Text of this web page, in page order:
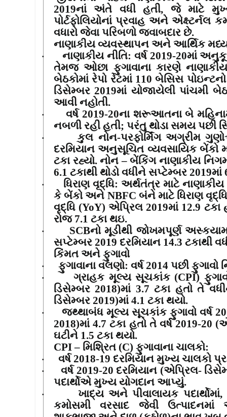
2019નાં અંતે વધી હતી, જે માટે
પોર્ટફોલિયોનાં પ્રવાહ અને એક્ષ્ટર્નલ
વધારો જેવા પરિબળો જવાબદાર છે.
નાણાકીય વ્યવસ્થાપન અને આર્થિક
· નાણાકીય નીતિ: વર્ષ 2019-20માં
તેમજ ઓછા ફુગાવાના કારણે નાણાકીય
બેઠકોમાં રેપો રેટમાં 110બેસિસ
ડિસેમ્બર2019માં યોજાયેલી પાંચમી
આવી નહોતી.
· વર્ષ 2019-20ના શરૂઆતના બે
નબળી રહી હતી; પરંતુ થોડા સમય પછી
·
કુલ નોન-પરફોર્મિંગ અગ્રીમ
દરમિયાન અનુસૂચિત વ્યવસાયિક બેંકો
ટકા રહ્યો. નોન–બેંકિંગ નાણાકીય
6.1 ટકાથી થોડો વધીને સપ્ટેમ્બર 2019માં
· ધિરાણ વૃદ્ધિ: અર્થતંત્ર માટે નાણાકીય
કે બેંકો અને NBFC બંને માટે ધિરાણ
વૃદ્ધિ (YoY)એપ્રિલ2019માં 12.9 ટકા
રોજ 7.1 ટકા થઇ.
· SCBનો મૂડીથી જોખમપૂર્ણ
સપ્ટેમ્બર 2019 દરમિયાન 14.3 ટકાથી
કિંમત અને ફુગાવો
· ફુગાવાના વલણો: વર્ષ 2014 પછી ફુગાવો
· ગ્રાહક મૂલ્ય સૂચકાંક (CPI)
ડિસેમ્બર2018)માં 3.7ટકા હતો તે
ડિસેમ્બર 2019)માં4.1 ટકા થયો.
· જથ્થાબંધ મૂલ્ય સૂચકાંક ફુગાવો વર્ષ
2018)માં4.7ટકા હતો તે વર્ષ2019-20 (
ઘટીને 1.5 ટકા થયો.
CPI – મિશ્રિત (C) ફુગાવાના ચાલકો:
· વર્ષ 2018-19 દરમિયાન મુખ્ય ચાલકો
· વર્ષ 2019-20દરમિયાન (એપ્રિલ-
પદાર્થોએ મુખ્ય યોગદાન આપ્યું.
· ખાદ્ય અને પીવાલાયક પદાર્થોમાં,
કમોસમી વરસાદ જેવી